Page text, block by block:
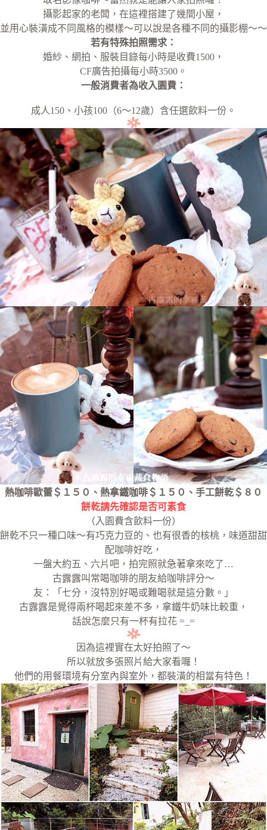
攝影起家的老闆，在這裡搭建了幾間小屋，
並用心裝潢成不同風格的模樣～可以說是各種不同的攝影棚～～
若有特殊拍照需求：
婚紗、網拍、服裝目錄每小時是收費1500，
CF廣告拍攝每小時3500。
一般消費者為收入園費：
成人150、小孩100（6～12歲）含任選飲料一份。
熱咖啡歐蕾＄１５０、熱拿鐵咖啡＄１５０、手工餅乾＄８０
餅乾請先確認是否可素食
（入園費含飲料一份）
餅乾不只一種口味～有巧克力豆的、也有很香的核桃，味道甜甜
配咖啡好吃，
一盤大約五、六片吧，拍完照就急著拿來吃了…
古露露叫常喝咖啡的朋友給咖啡評分～
友：「七分，沒特別好喝或難喝就是這分數。」
古露露是覺得兩杯喝起來差不多，拿鐵牛奶味比較重，
話說怎麼只有一杯有拉花 =_=
因為這裡實在太好拍照了～
所以就放多張照片給大家看囉！
他們的用餐環境有分室內與室外，都裝潢的相當有特色！